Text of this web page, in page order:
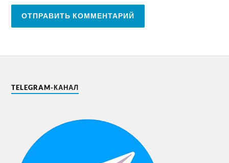
TELEGRAM-КАНАЛ